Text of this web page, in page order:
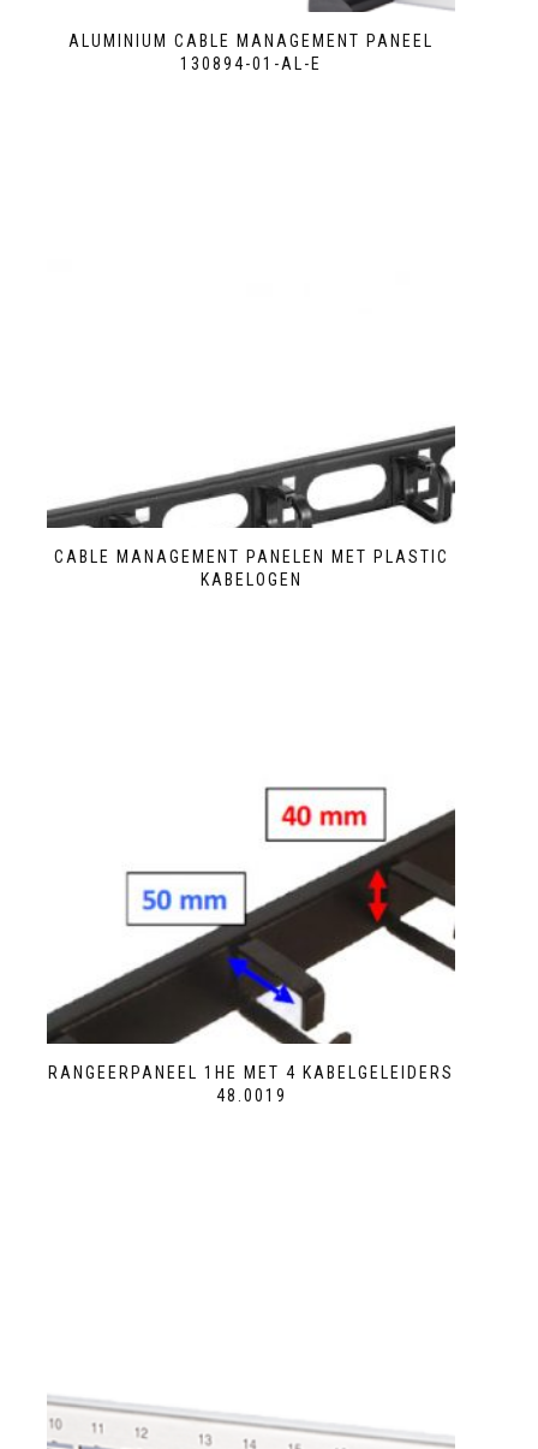
ALUMINIUM CABLE MANAGEMENT PANEEL
130894-01-AL-E
CABLE MANAGEMENT PANELEN MET PLASTIC
KABELOGEN
RANGEERPANEEL 1HE MET 4 KABELGELEIDERS
48.0019